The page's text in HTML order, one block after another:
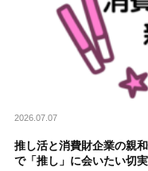
2026.07.07
推し活と消費財企業の親
で「推し」に会いたい切